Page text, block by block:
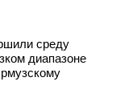
среду
диапазоне